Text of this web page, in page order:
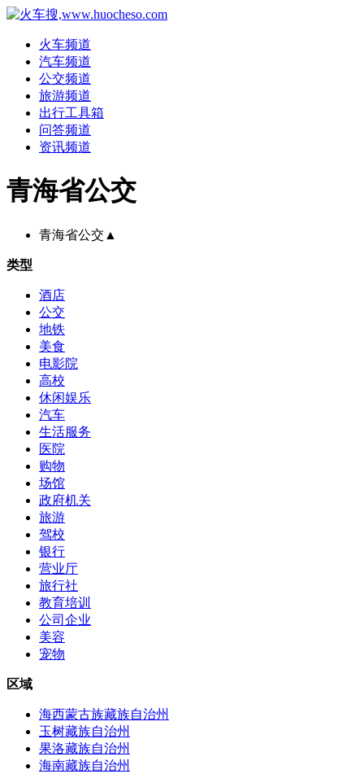
火车频道
汽车频道
公交频道
旅游频道
出行工具箱
问答频道
资讯频道
青海省公交
青海省公交 ▲
类型
酒店
公交
地铁
美食
电影院
高校
休闲娱乐
汽车
生活服务
医院
购物
场馆
政府机关
旅游
驾校
银行
营业厅
旅行社
教育培训
公司企业
美容
宠物
区域
海西蒙古族藏族自治州
玉树藏族自治州
果洛藏族自治州
海南藏族自治州